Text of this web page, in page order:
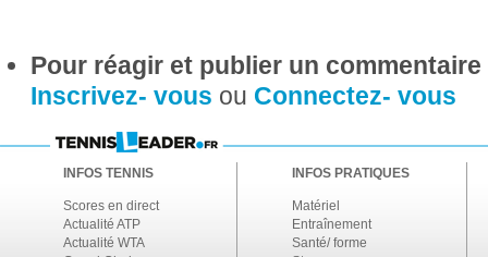
Pour réagir et publier un
Inscrivez- vous ou Connectez- vous
INFOS TENNIS
Scores en direct
Actualité ATP
Actualité WTA
INFOS PRATIQUES
Matériel
Entraînement
Santé/ forme